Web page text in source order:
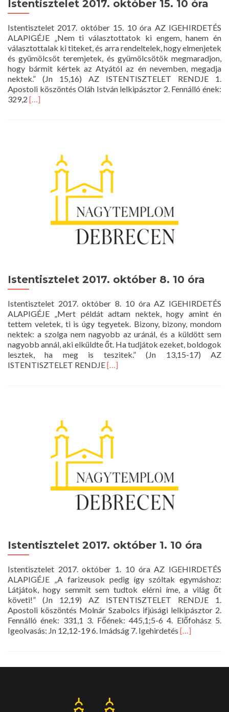
Istentisztelet 2017. október 15. 10 óra
Istentisztelet 2017. október 15. 10 óra AZ IGEHIRDETÉS
ALAPIGÉJE „Nem ti választottatok ki engem, hanem én
választottalak ki titeket, és arra rendeltelek, hogy elmenjetek
és gyümölcsöt teremjetek, és gyümölcsötök megmaradjon,
hogy bármit kértek az Atyától az én nevemben, megadja
nektek.” (Jn 15,16) AZ ISTENTISZTELET RENDJE 1.
Apostoli köszöntés Oláh István lelkipásztor 2. Fennálló ének:
329,2 Read
[…]
Istentisztelet 2017. október 8. 10 óra
Istentisztelet 2017. október 8. 10 óra AZ IGEHIRDETÉS
ALAPIGÉJE „Mert példát adtam nektek, hogy amint én
tettem veletek, ti is úgy tegyetek. Bizony, bizony, mondom
nektek: a szolga nem nagyobb az uránál, és a küldött sem
nagyobb annál, aki elküldte őt. Ha tudjátok ezeket, boldogok
lesztek, ha meg is teszitek.” (Jn 13,15-17) AZ
ISTENTISZTELET RENDJERead
8.
10
[…]
Istentisztelet 2017. október 1. 10 óra
Istentisztelet 2017. október 1. 10 óra AZ IGEHIRDETÉS
ALAPIGÉJE „A farizeusok pedig így szóltak egymáshoz:
Látjátok, hogy semmit sem tudtok elérni íme, a világ őt
követi!” (Jn 12,19) AZ ISTENTISZTELET RENDJE 1.
Apostoli köszöntés Molnár Szabolcs ifjúsági lelkipásztor 2.
Fennálló ének: 331,1 3. Főének: 445,1;5-6 4. Előfohász 5.
Igeolvasás: Jn 12,12-19 6. Imádság 7. Igehirdetés Read
[…]